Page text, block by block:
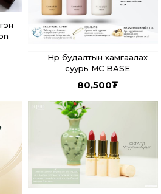
Нүүр будалтын хамгаалах
суурь MC BASE
80,500₮